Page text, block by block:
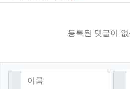
등록된 댓글이
댓글쓰기
필수 비